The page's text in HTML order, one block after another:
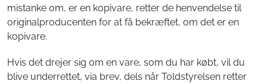
mistanke om, er en kopivare, retter de henvendelse til
originalproducenten for at få bekræftet, om det er en
kopivare.
Hvis det drejer sig om en vare, som du har købt, vil du
blive underrettet, via brev, dels når Toldstyrelsen retter